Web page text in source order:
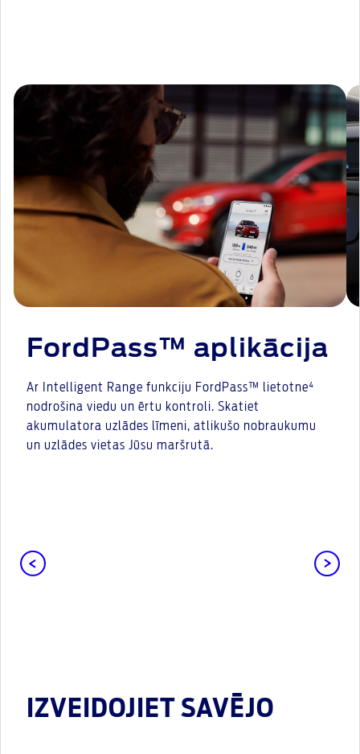
FordPass™ aplikācija
Ar Intelligent Range funkciju FordPass™ lietotne⁴
nodrošina viedu un ērtu kontroli. Skatiet
akumulatora uzlādes līmeni, atlikušo nobraukumu
un uzlādes vietas Jūsu maršrutā.
IZVEIDOJIET SAVĒJO